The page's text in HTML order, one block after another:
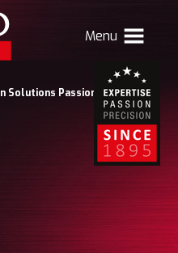
Menu
Solutions Passion for